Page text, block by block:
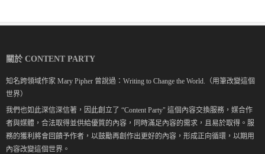
關於 CONTENT PARTY
知名跨領域作家 Mary Pipher 曾說過：Writing to Change the World.（用筆改變這個
世界）
我們也如此深信深信著，因此創立了 “Content Party" 這個內容交換服務，媒合作
者與媒體，合法取得並供給優質的內容，同時滿足內容的需求，且易於取得。服
務的獲利將會回饋予作者，以鼓勵再創作出更好的內容，形成正向循環，以期用
內容改變這個世界。